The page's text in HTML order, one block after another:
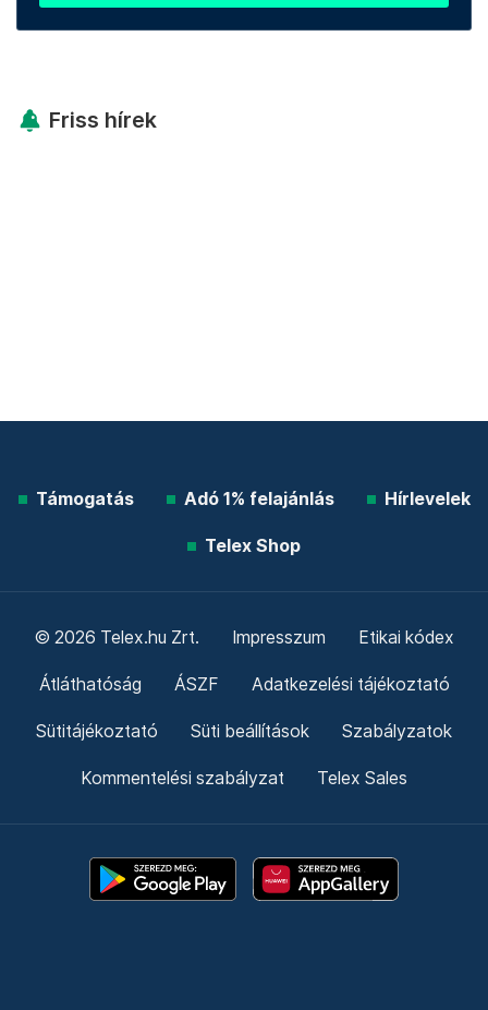
Friss hírek
Támogatás Adó 1% felajánlás Hírlevelek
Telex Shop
© 2026 Telex.hu Zrt. Impresszum Etikai kódex
Átláthatóság ÁSZF Adatkezelési tájékoztató
Sütitájékoztató Süti beállítások Szabályzatok
Kommentelési szabályzat Telex Sales